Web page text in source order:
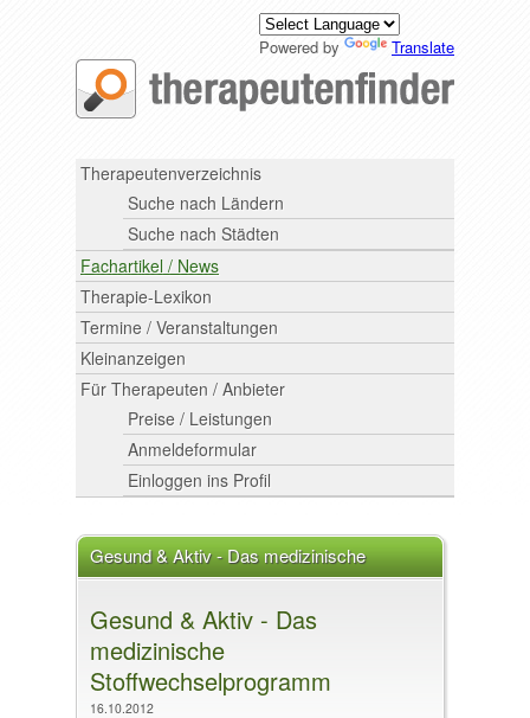
Powered by Translate
Therapeutenverzeichnis
Suche nach Ländern
Suche nach Städten
Fachartikel / News
Therapie-Lexikon
Termine / Veranstaltungen
Kleinanzeigen
Für Therapeuten / Anbieter
Preise / Leistungen
Anmeldeformular
Einloggen ins Profil
Gesund & Aktiv - Das medizinische
Stoffwechselprogramm
Gesund & Aktiv - Das
medizinische
Stoffwechselprogramm
16.10.2012